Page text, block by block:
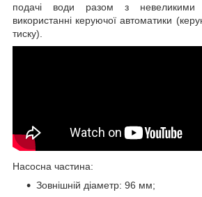
подачі води разом з невеликими
використанні керуючої автоматики
тиску).
Насосна частина:
Зовнішній діаметр: 96 мм;